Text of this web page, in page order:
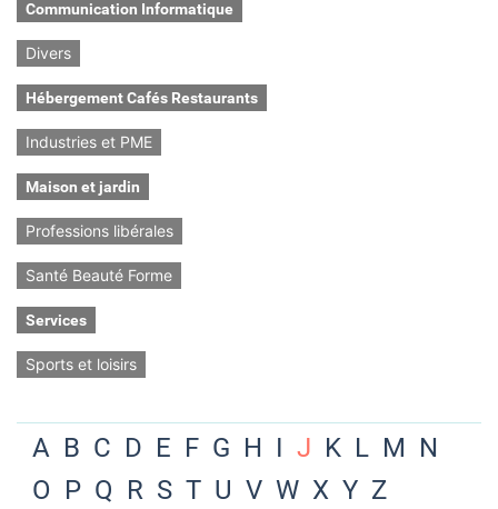
Communication Informatique
Divers
Hébergement Cafés Restaurants
Industries et PME
Maison et jardin
Professions libérales
Santé Beauté Forme
Services
Sports et loisirs
A B C D E F G H I J K L M N
O P Q R S T U V W X Y Z